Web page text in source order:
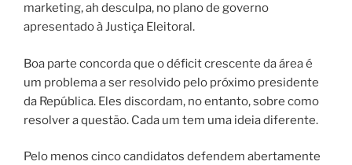
marketing, ah desculpa, no plano de governo
apresentado à Justiça Eleitoral.
Boa parte concorda que o déficit crescente da área é
um problema a ser resolvido pelo próximo presidente
da República. Eles discordam, no entanto, sobre como
resolver a questão. Cada um tem uma ideia diferente.
Pelo menos cinco candidatos defendem abertamente